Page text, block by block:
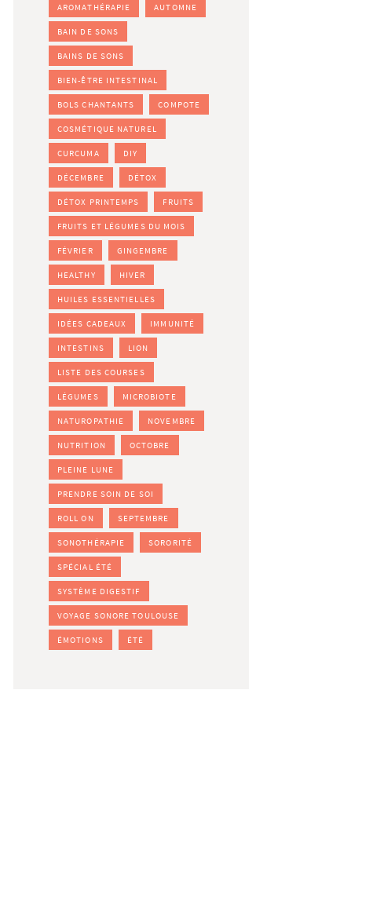
AROMATHÉRAPIE AUTOMNE
BAIN DE SONS
BAINS DE SONS
BIEN-ÊTRE INTESTINAL
BOLS CHANTANTS COMPOTE
COSMÉTIQUE NATUREL
CURCUMA DIY
DÉCEMBRE DÉTOX
DÉTOX PRINTEMPS FRUITS
FRUITS ET LÉGUMES DU MOIS
FÉVRIER GINGEMBRE
HEALTHY HIVER
HUILES ESSENTIELLES
IDÉES CADEAUX IMMUNITÉ
INTESTINS LION
LISTE DES COURSES
LÉGUMES MICROBIOTE
NATUROPATHIE NOVEMBRE
NUTRITION OCTOBRE
PLEINE LUNE
PRENDRE SOIN DE SOI
ROLL ON SEPTEMBRE
SONOTHÉRAPIE SORORITÉ
SPÉCIAL ÉTÉ
SYSTÈME DIGESTIF
VOYAGE SONORE TOULOUSE
ÉMOTIONS ÉTÉ